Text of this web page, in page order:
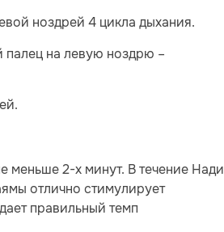
ноздрей 4 цикла дыхания.
палец на левую ноздрю –
меньше 2-х минут. В течение Нади
отлично стимулирует
правильный темп